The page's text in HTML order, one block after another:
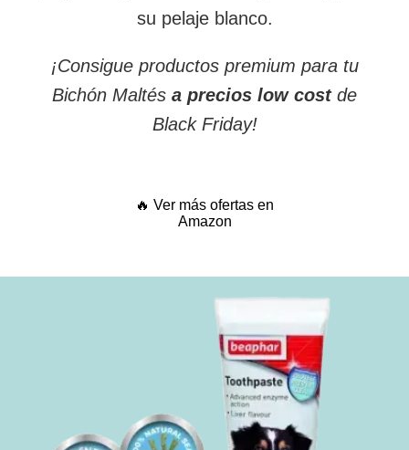
su pelaje blanco.
¡Consigue productos premium para tu
Bichón Maltés a precios low costde
Black Friday!
🔥 Ver más ofertas en
Amazon